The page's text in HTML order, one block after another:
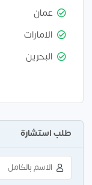
عمان
الامارات
البحرين
طلب استشارة